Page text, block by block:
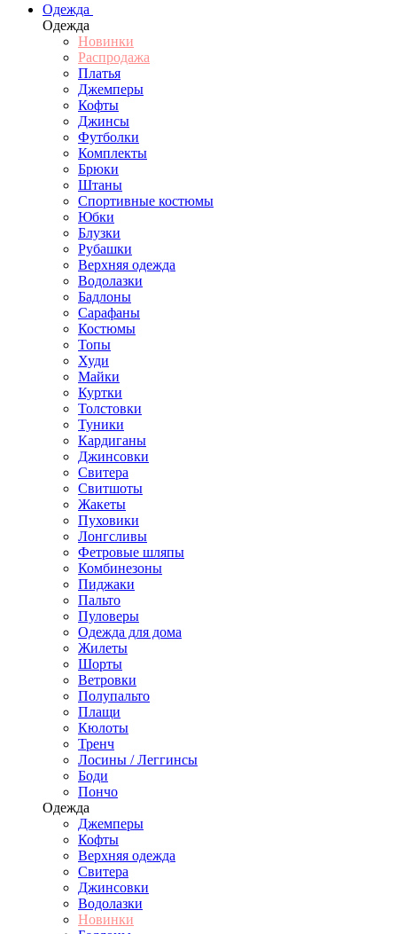
Одежда
Одежда
Новинки
Распродажа
Платья
Джемперы
Кофты
Джинсы
Футболки
Комплекты
Брюки
Штаны
Спортивные костюмы
Юбки
Блузки
Рубашки
Верхняя одежда
Водолазки
Бадлоны
Сарафаны
Костюмы
Топы
Худи
Майки
Куртки
Толстовки
Туники
Кардиганы
Джинсовки
Свитера
Свитшоты
Жакеты
Пуховики
Лонгсливы
Фетровые шляпы
Комбинезоны
Пиджаки
Пальто
Пуловеры
Одежда для дома
Жилеты
Шорты
Ветровки
Полупальто
Плащи
Кюлоты
Тренч
Лосины / Леггинсы
Боди
Пончо
Одежда
Джемперы
Кофты
Верхняя одежда
Свитера
Джинсовки
Водолазки
Новинки